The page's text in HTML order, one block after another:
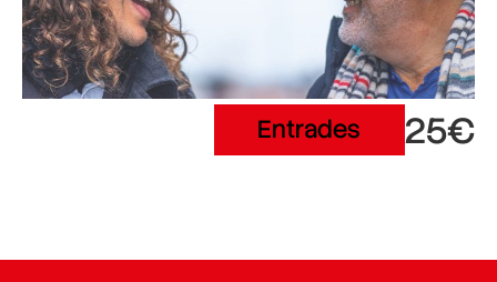
Entrades 25€